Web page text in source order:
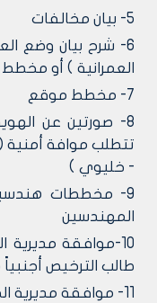
5- بيان مخالفات
6- شرح بيان وضع
العمرانية ) أو
7- مخطط موقع
8- صورتين عن
تتطلب موافة أمنية
- خليوي )
9- مخططات
المهندسين
10-موافقة مديرية
طالب الترخيص
11- موافقة مديرية الصناعة